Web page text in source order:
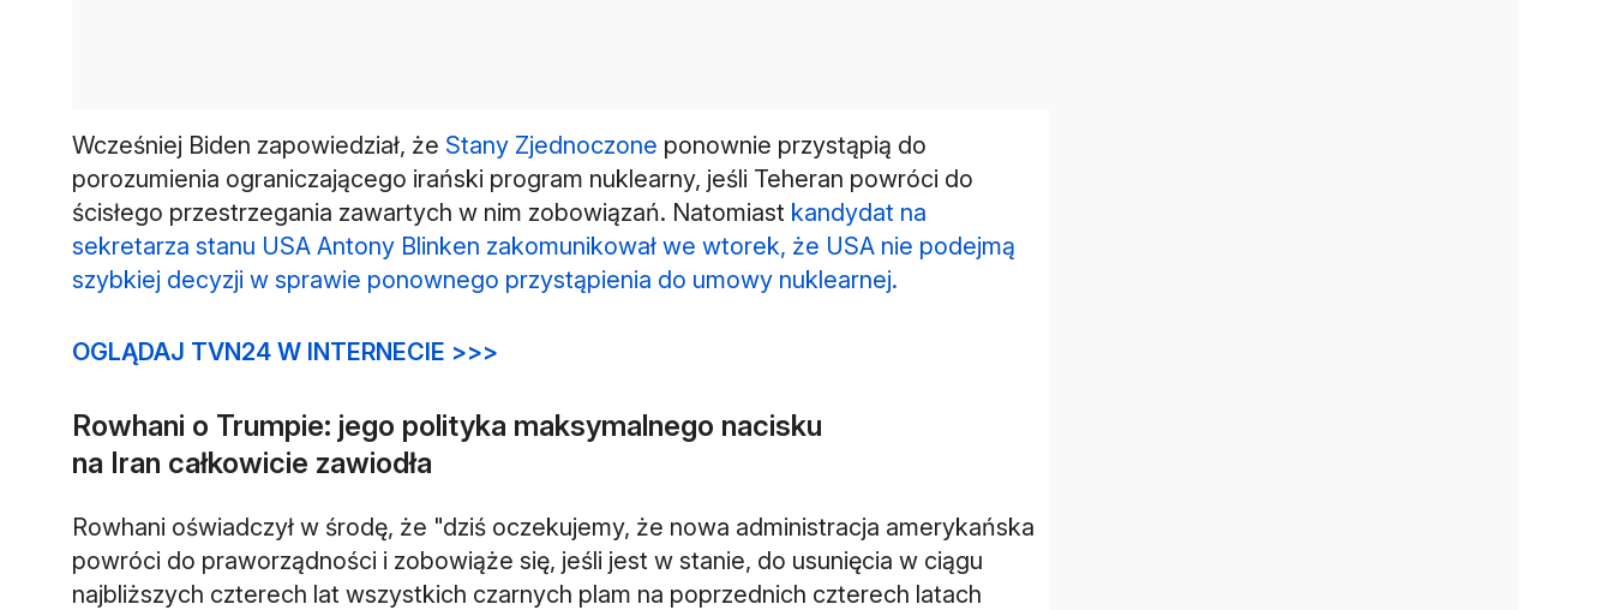
Wcześniej Biden zapowiedział, że Stany Zjednoczone ponownie przystąpią do
porozumienia ograniczającego irański program nuklearny, jeśli Teheran powróci do
ścisłego przestrzegania zawartych w nim zobowiązań. Natomiast kandydat na
sekretarza stanu USA Antony Blinken zakomunikował we wtorek, że USA nie podejmą
szybkiej decyzji w sprawie ponownego przystąpienia do umowy nuklearnej.
OGLĄDAJ TVN24 W INTERNECIE >>>
Rowhani o Trumpie: jego polityka maksymalnego nacisku
na Iran całkowicie zawiodła
Rowhani oświadczył w środę, że "dziś oczekujemy, że nowa administracja amerykańska
powróci do praworządności i zobowiąże się, jeśli jest w stanie, do usunięcia w ciągu
najbliższych czterech lat wszystkich czarnych plam na poprzednich czterech latach